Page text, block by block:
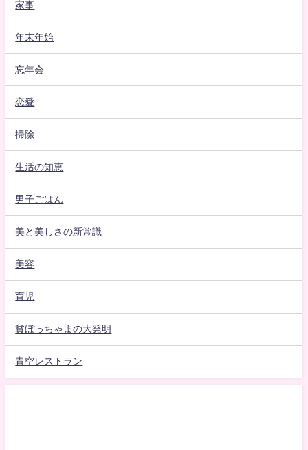
家事
年末年始
忘年会
恋愛
掃除
生活の知恵
男子ごはん
美と美しさの新常識
美容
育児
貧ぼっちゃまの大発明
青空レストラン